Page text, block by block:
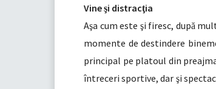
Vineşi distracţia
Aşa cum este şi firesc, după
momente de destindere
principal pe platoul din
întreceri sportive, dar şi